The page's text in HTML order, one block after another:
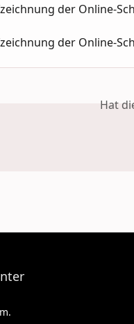
der Online-
der Online-
Hat